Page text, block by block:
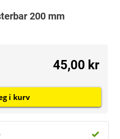
200 mm
45,00 kr
i kurv